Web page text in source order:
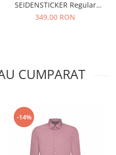
SEIDENSTICKER Regular
dungulite roz
349,00 RON
CUMPARAT
-14%